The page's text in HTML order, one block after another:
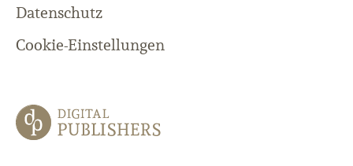
Datenschutz
Cookie-Einstellungen